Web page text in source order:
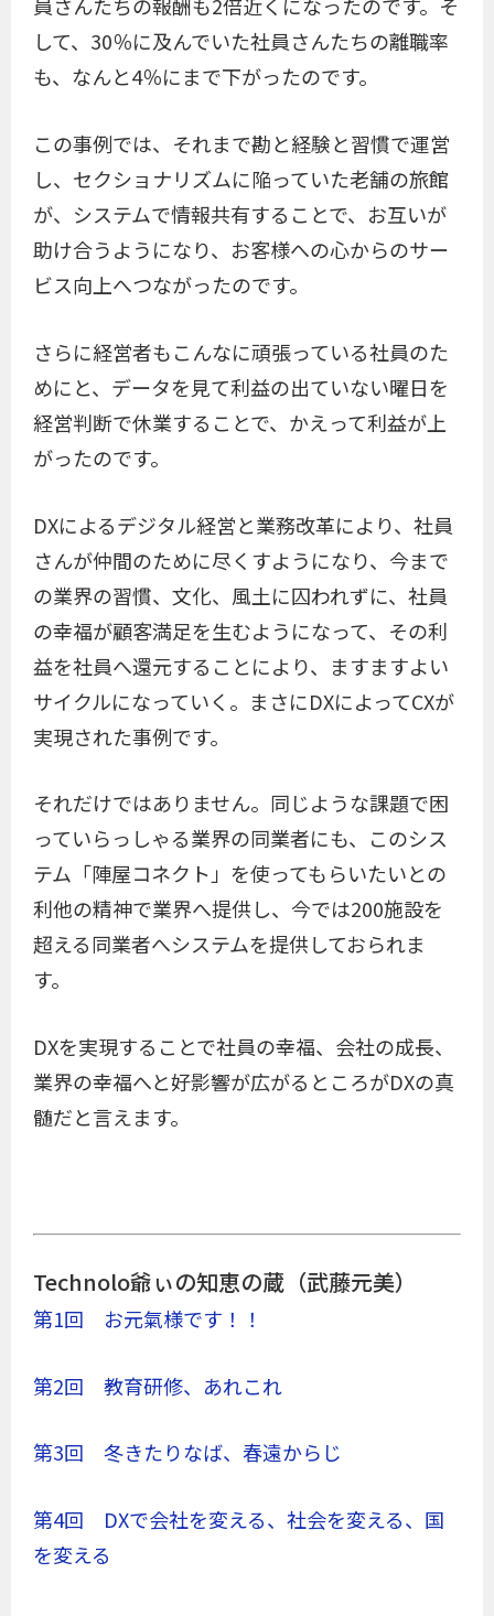
員さんたちの報酬も2倍近くになったのです。そ
して、30％に及んでいた社員さんたちの離職率
も、なんと4％にまで下がったのです。
この事例では、それまで勘と経験と習慣で運営
し、セクショナリズムに陥っていた老舗の旅館
が、システムで情報共有することで、お互いが
助け合うようになり、お客様への心からのサー
ビス向上へつながったのです。
さらに経営者もこんなに頑張っている社員のた
めにと、データを見て利益の出ていない曜日を
経営判断で休業することで、かえって利益が上
がったのです。
DXによるデジタル経営と業務改革により、社員
さんが仲間のために尽くすようになり、今まで
の業界の習慣、文化、風土に囚われずに、社員
の幸福が顧客満足を生むようになって、その利
益を社員へ還元することにより、ますますよい
サイクルになっていく。まさにDXによってCXが
実現された事例です。
それだけではありません。同じような課題で困
っていらっしゃる業界の同業者にも、このシス
テム「陣屋コネクト」を使ってもらいたいとの
利他の精神で業界へ提供し、今では200施設を
超える同業者へシステムを提供しておられま
す。
DXを実現することで社員の幸福、会社の成長、
業界の幸福へと好影響が広がるところがDXの真
髄だと言えます。
Technolo爺ぃの知恵の蔵（武藤元美）
第1回 お元氣様です！！
第2回 教育研修、あれこれ
第3回 冬きたりなば、春遠からじ
第4回 DXで会社を変える、社会を変える、国
を変える